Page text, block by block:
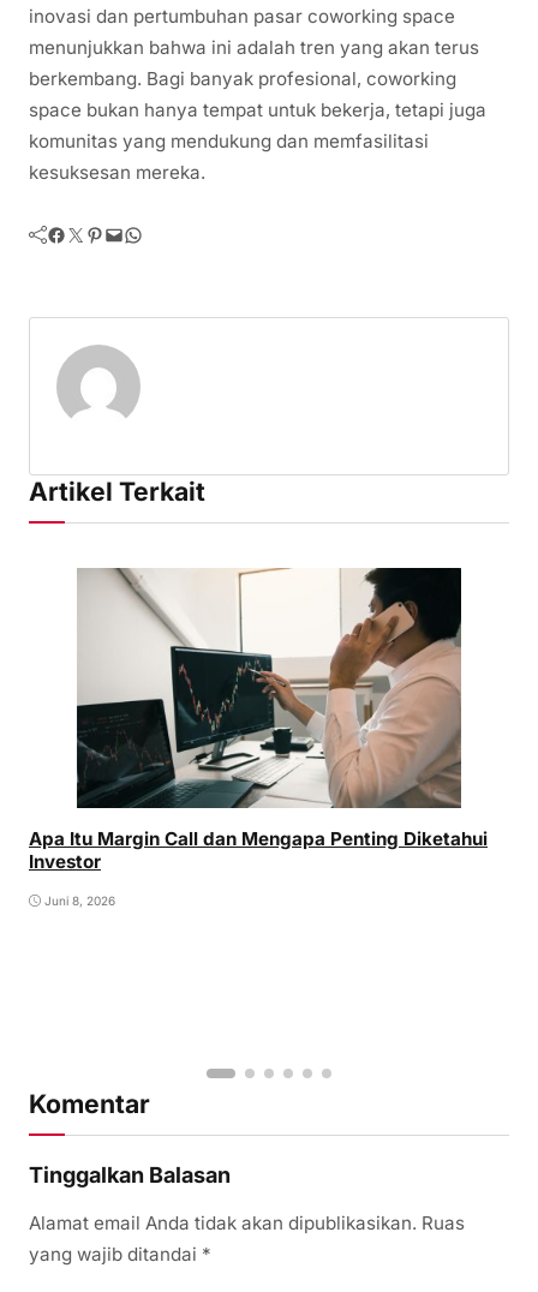
inovasi dan pertumbuhan pasar coworking space
menunjukkan bahwa ini adalah tren yang akan terus
berkembang. Bagi banyak profesional, coworking
space bukan hanya tempat untuk bekerja, tetapi juga
komunitas yang mendukung dan memfasilitasi
kesuksesan mereka.
Facebook Twitter Pinterest Mail WhatsApp
Artikel Terkait
Apa Itu Margin Call dan Mengapa Penting Diketahui
Investor
Juni 8, 2026
Komentar
Tinggalkan Balasan
Alamat email Anda tidak akan dipublikasikan. Ruas
yang wajib ditandai *